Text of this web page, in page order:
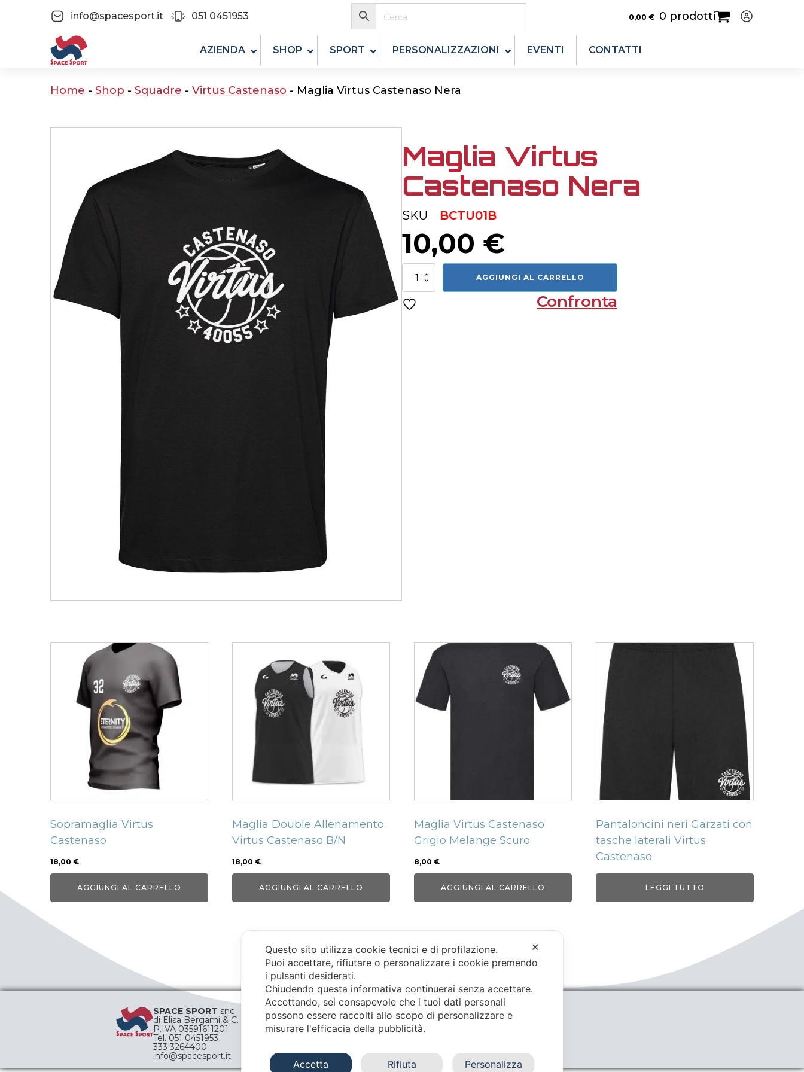
info@spacesport.it 051 0451953 0,00 € 0 prodotti
AZIENDA SHOP SPORT PERSONALIZZAZIONI EVENTI CONTATTI
Home - Shop - Squadre - Virtus Castenaso - Maglia Virtus Castenaso Nera
Maglia Virtus
Castenaso Nera
SKU BCTU01B
10,00 €
Maglia
Virtus
Castenaso
Nera
quantità
AGGIUNGI AL CARRELLO
Confronta
Sopramaglia Virtus
Castenaso
18,00 €
AGGIUNGI AL CARRELLO
Maglia Double Allenamento
Virtus Castenaso B/N
18,00 €
AGGIUNGI AL CARRELLO
Maglia Virtus Castenaso
Grigio Melange Scuro
8,00 €
AGGIUNGI AL CARRELLO
Pantaloncini neri Garzati con
tasche laterali Virtus
Castenaso
LEGGI TUTTO
SPACE SPORT snc
di Elisa Bergami & C.
P.IVA 03591611201
Tel. 051 0451953
333 3264400
info@spacesport.it
INFO AZIENDALI
Chi siamo
Contattaci
ASSISTENZA CLIENTI
Privacy
✕
Questo sito utilizza cookie tecnici e di profilazione.
Puoi accettare, rifiutare o personalizzare i cookie premendo
i pulsanti desiderati.
Chiudendo questa informativa continuerai senza accettare.
Accettando, sei consapevole che i tuoi dati personali
possono essere raccolti allo scopo di personalizzare e
misurare l'efficacia della pubblicità.
Accetta Rifiuta Personalizza